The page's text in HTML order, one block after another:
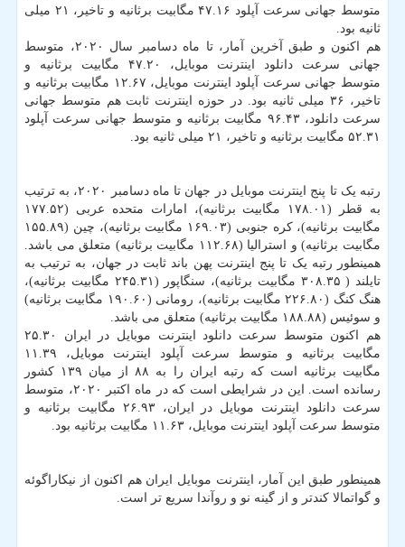
متوسط جهانی سرعت آپلود ۴۷.۱۶ مگابیت برثانیه و تاخیر، ۲۱ میلی
ثانیه بود.
هم اکنون و طبق آخرین آمار، تا ماه دسامبر سال ۲۰۲۰، متوسط
جهانی سرعت دانلود اینترنت موبایل، ۴۷.۲۰ مگابیت برثانیه و
متوسط جهانی سرعت آپلود اینترنت موبایل، ۱۲.۶۷ مگابیت برثانیه و
تاخیر، ۳۶ میلی ثانیه بود. در حوزه اینترنت ثابت هم متوسط جهانی
سرعت دانلود، ۹۶.۴۳ مگابیت برثانیه و متوسط جهانی سرعت آپلود
۵۲.۳۱ مگابیت برثانیه و تاخیر، ۲۱ میلی ثانیه بود.
رتبه یک تا پنج اینترنت موبایل در جهان تا ماه دسامبر ۲۰۲۰، به ترتیب
به قطر (۱۷۸.۰۱ مگابیت برثانیه)، امارات متحده عربی (۱۷۷.۵۲
مگابیت برثانیه)، کره جنوبی (۱۶۹.۰۳ مگابیت برثانیه)، چین (۱۵۵.۸۹
مگابیت برثانیه) و استرالیا (۱۱۲.۶۸ مگابیت برثانیه) متعلق می باشد.
همینطور رتبه یک تا پنج اینترنت پهن باند ثابت در جهان، به ترتیب به
تایلند ( ۳۰۸.۳۵ مگابیت برثانیه)، سنگاپور (۲۴۵.۳۱ مگابیت برثانیه)،
هنگ کنگ (۲۲۶.۸۰ مگابیت برثانیه)، رومانی (۱۹۰.۶۰ مگابیت برثانیه)
و سوئیس (۱۸۸.۸۸ مگابیت برثانیه) متعلق می باشد.
هم اکنون متوسط سرعت دانلود اینترنت موبایل در ایران ۲۵.۳۰
مگابیت برثانیه و متوسط سرعت آپلود اینترنت موبایل، ۱۱.۳۹
مگابیت برثانیه است که رتبه ایران را به ۸۸ از میان ۱۳۹ کشور
رسانده است. این در شرایطی است که در ماه اکتبر ۲۰۲۰، متوسط
سرعت دانلود اینترنت موبایل در ایران، ۲۶.۹۳ مگابیت برثانیه و
متوسط سرعت آپلود اینترنت موبایل، ۱۱.۶۳ مگابیت برثانیه بود.
همینطور طبق این آمار، اینترنت موبایل ایران هم اکنون از نیکاراگوئه
و گواتمالا کندتر و از گینه نو و روآندا سریع تر است.